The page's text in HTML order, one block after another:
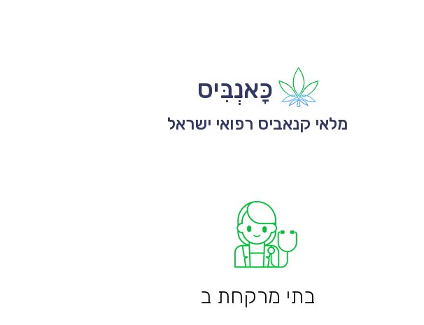
כָּאנְבִּיס
מלאי קנאביס רפואי ישראל
בתי מרקחת ב